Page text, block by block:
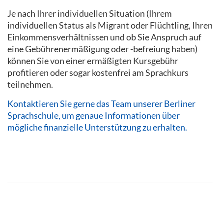
Je nach Ihrer individuellen Situation (Ihrem
individuellen Status als Migrant oder Flüchtling, Ihren
Einkommensverhältnissen und ob Sie Anspruch auf
eine Gebührenermäßigung oder -befreiung haben)
können Sie von einer ermäßigten Kursgebühr
profitieren oder sogar kostenfrei am Sprachkurs
teilnehmen.
Kontaktieren Sie gerne das Team unserer Berliner
Sprachschule, um genaue Informationen über
mögliche finanzielle Unterstützung zu erhalten.